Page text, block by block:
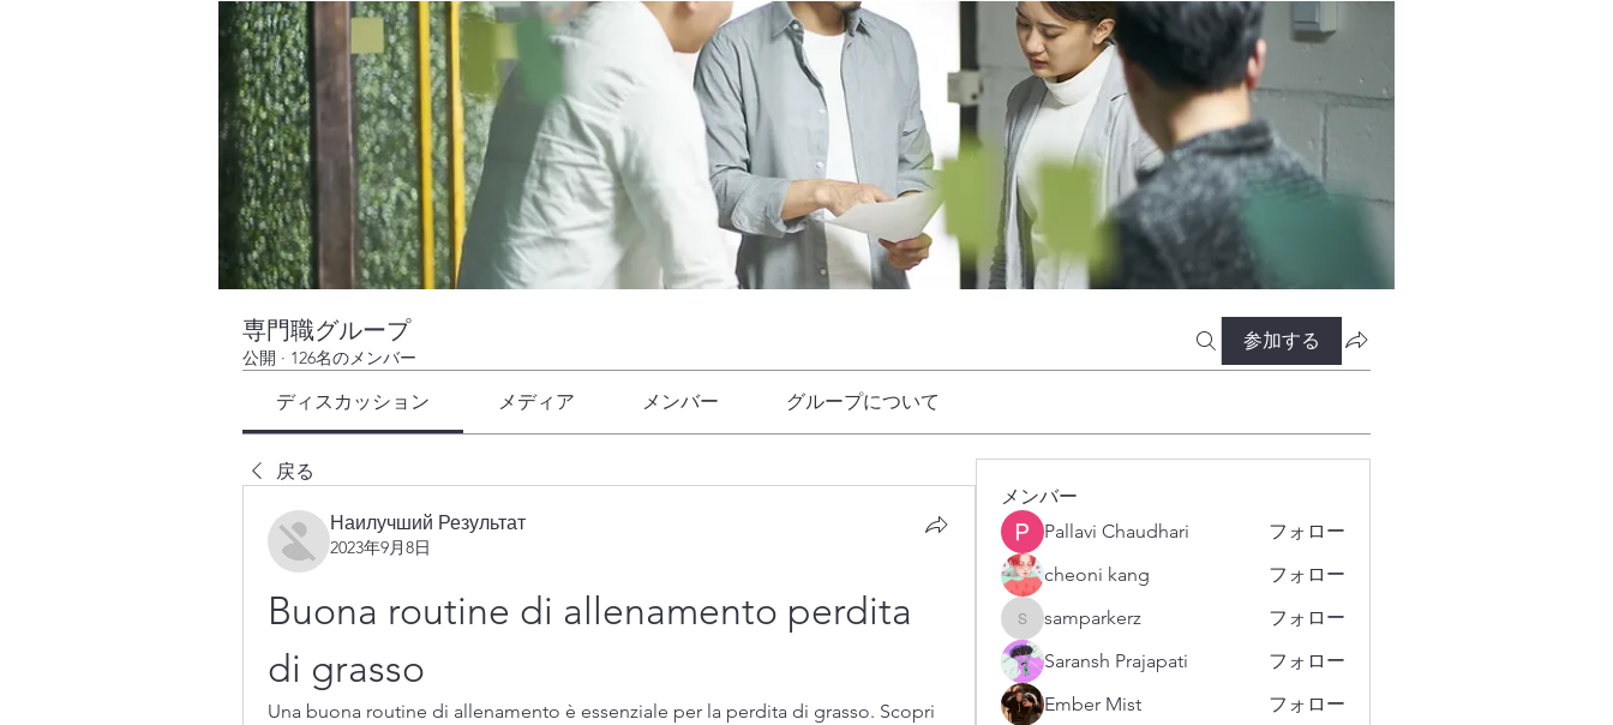
専門職グループ
公開 · 126名のメンバー
参加する
ディスカッション メディア メンバー グループについて
戻る
Наилучший Результат
2023年9月8日
Buona routine di allenamento perdita
di grasso
Una buona routine di allenamento è essenziale per la perdita di grasso. Scopri
メンバー
Pallavi Chaudhari
フォロー
cheoni kang
フォロー
samparkerz
samparkerz
フォロー
Saransh Prajapati
フォロー
Ember Mist
フォロー